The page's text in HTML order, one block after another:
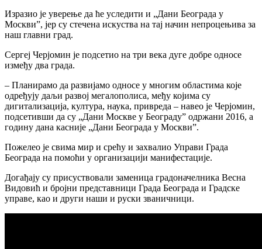
Изразио је уверење да ће уследити и „Дани Београда у
Москви”, јер су стечена искуства на тај начин непроцењива за
наш главни град.
Сергеј Черјомин је подсетио на три века дуге добре односе
између два града.
– Планирамо да развијамо односе у многим областима које
одређују даљи развој мегалополиса, међу којима су
дигитализација, култура, наука, привреда – навео је Черјомин,
подсетивши да су „Дани Москве у Београду” одржани 2016, а
годину дана касније „Дани Београда у Москви”.
Пожелео је свима мир и срећу и захвалио Управи Града
Београда на помоћи у организацији манифестације.
Догађају су присуствовали заменица градоначелника Весна
Видовић и бројни представници Града Београда и Градске
управе, као и други наши и руски званичници.